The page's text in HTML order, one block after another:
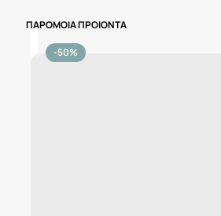
ΠΑΡΟΜΟΙΑ ΠΡΟΙΟΝΤΑ
-50%